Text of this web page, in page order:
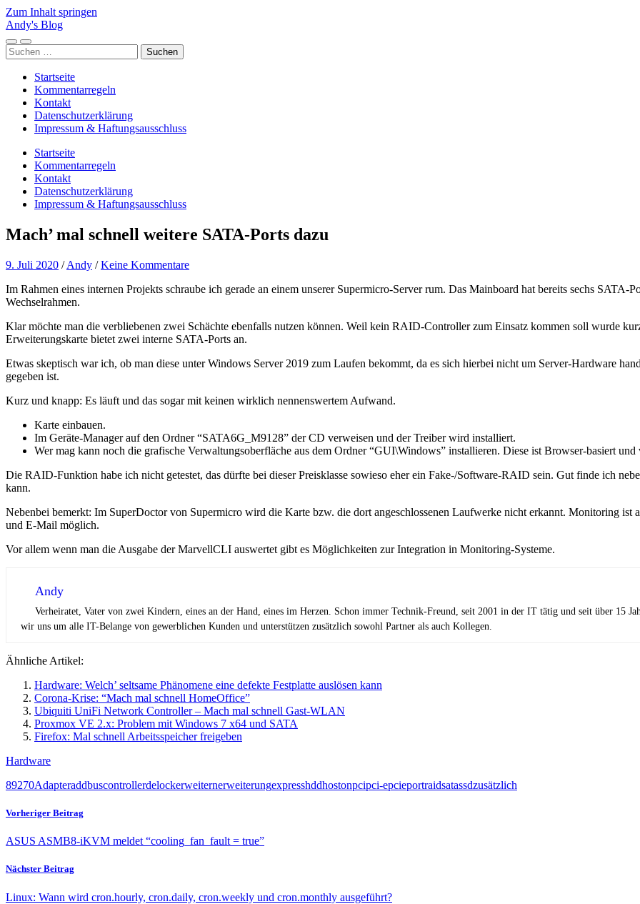
Zum Inhalt springen
Andy's Blog
Mobile-
Menü
Suchfeld
ein-/ausblenden
Suchen
nach:
Startseite
Kommentarregeln
Kontakt
Datenschutzerklärung
Impressum & Haftungsausschluss
Startseite
Kommentarregeln
Kontakt
Datenschutzerklärung
Impressum & Haftungsausschluss
Mach’ mal schnell weitere SATA-Ports dazu
9. Juli 2020 /Andy /Keine Kommentare
Im Rahmen eines internen Projekts schraube ich gerade an einem unserer Supermicro-Server rum. Das Mainboard hat bereits sechs SATA-
Wechselrahmen.
Klar möchte man die verbliebenen zwei Schächte ebenfalls nutzen können. Weil kein RAID-Controller zum Einsatz kommen soll wurde
Erweiterungskarte bietet zwei interne SATA-Ports an.
Etwas skeptisch war ich, ob man diese unter Windows Server 2019 zum Laufen bekommt, da es sich hierbei nicht um Server-Hardware
gegeben ist.
Kurz und knapp: Es läuft und das sogar mit keinen wirklich nennenswertem Aufwand.
Karte einbauen.
Im Geräte-Manager auf den Ordner “SATA6G_M9128” der CD verweisen und der Treiber wird installiert.
Wer mag kann noch die grafische Verwaltungsoberfläche aus dem Ordner “GUI\Windows” installieren. Diese ist Browser-basiert
Die RAID-Funktion habe ich nicht getestet, das dürfte bei dieser Preisklasse sowieso eher ein Fake-/Software-RAID sein. Gut finde ich
kann.
Nebenbei bemerkt: Im SuperDoctor von Supermicro wird die Karte bzw. die dort angeschlossenen Laufwerke nicht erkannt. Monitoring
und E-Mail möglich.
Vor allem wenn man die Ausgabe der MarvellCLI auswertet gibt es Möglichkeiten zur Integration in Monitoring-Systeme.
Andy
Verheiratet, Vater von zwei Kindern, eines an der Hand, eines im Herzen. Schon immer Technik-Freund, seit 2001 in der IT tätig und seit über 15
wir uns um alle IT-Belange von gewerblichen Kunden und unterstützen zusätzlich sowohl Partner als auch Kollegen.
Ähnliche Artikel:
Hardware: Welch’ seltsame Phänomene eine defekte Festplatte auslösen kann
Corona-Krise: “Mach mal schnell HomeOffice”
Ubiquiti UniFi Network Controller – Mach mal schnell Gast-WLAN
Proxmox VE 2.x: Problem mit Windows 7 x64 und SATA
Firefox: Mal schnell Arbeitsspeicher freigeben
Hardware
89270Adapteraddbuscontrollerdelockerweiternerweiterungexpresshddhostonpcipci-epcieportraidsatassdzusätzlich
Vorheriger Beitrag
ASUS ASMB8-iKVM meldet “cooling_fan_fault = true”
Nächster Beitrag
Linux: Wann wird cron.hourly, cron.daily, cron.weekly und cron.monthly ausgeführt?